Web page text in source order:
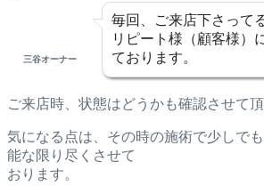
三谷オーナー
毎回、ご来店下さって
リピート様（顧客様）
ております。
ご来店時、状態はどうかも確認させて頂
気になる点は、その時の施術で少しで
能な限り尽くさせて
おります。